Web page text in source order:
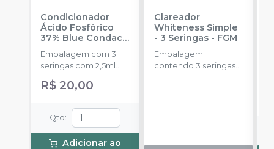
Condicionador
Ácido Fosfórico
37% Blue Condac-
Embalagem com 3
seringas com 2,5ml
ponteiras para
R$ 20,00
Qtd :
Adicionar ao
Clareador
Whiteness Simple
- 3 Seringas- FGM
Embalagem
contendo 3 seringas